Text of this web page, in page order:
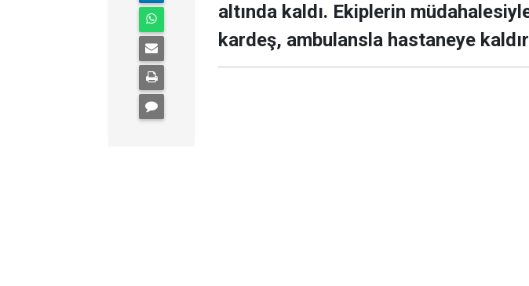
altında kaldı. Ekiplerin
kardeş, ambulansla hastaneye